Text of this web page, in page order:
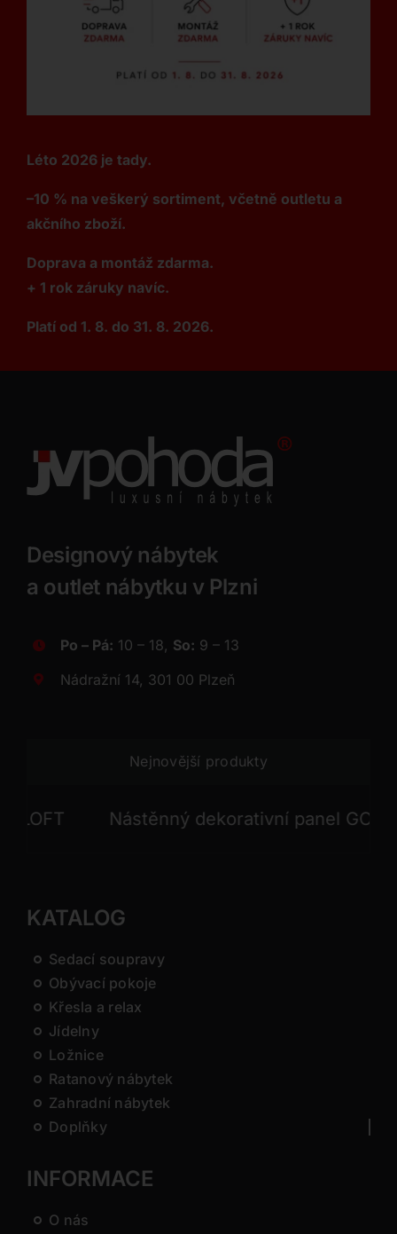
Léto 2026 je tady.
–10 % na veškerý sortiment, včetně outletu a
akčního zboží.
Doprava a montáž zdarma.
+ 1 rok záruky navíc.
Platí od 1. 8. do 31. 8. 2026.
Designový nábytek
a outlet nábytku v Plzni
Po – Pá: 10 – 18, So: 9 – 13
Nádražní 14, 301 00 Plzeň
Nejnovější produkty
Nástěnný dekorativní panel GONG
KATALOG
Sedací soupravy
Obývací pokoje
Křesla a relax
Jídelny
Ložnice
Ratanový nábytek
Zahradní nábytek
Doplňky
INFORMACE
O nás